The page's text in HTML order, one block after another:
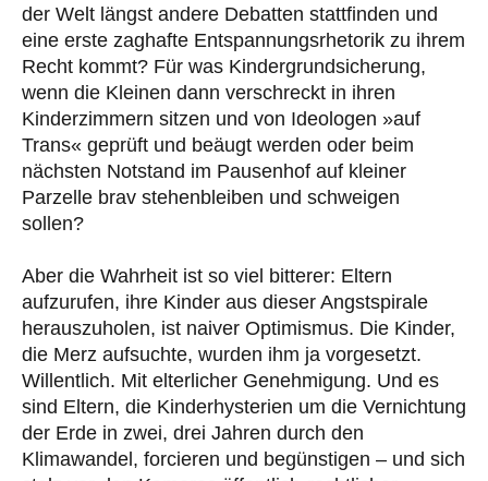
der Welt längst andere Debatten stattfinden und
eine erste zaghafte Entspannungsrhetorik zu ihrem
Recht kommt? Für was Kindergrundsicherung,
wenn die Kleinen dann verschreckt in ihren
Kinderzimmern sitzen und von Ideologen »auf
Trans« geprüft und beäugt werden oder beim
nächsten Notstand im Pausenhof auf kleiner
Parzelle brav stehenbleiben und schweigen
sollen?
Aber die Wahrheit ist so viel bitterer: Eltern
aufzurufen, ihre Kinder aus dieser Angstspirale
herauszuholen, ist naiver Optimismus. Die Kinder,
die Merz aufsuchte, wurden ihm ja vorgesetzt.
Willentlich. Mit elterlicher Genehmigung. Und es
sind Eltern, die Kinderhysterien um die Vernichtung
der Erde in zwei, drei Jahren durch den
Klimawandel, forcieren und begünstigen – und sich